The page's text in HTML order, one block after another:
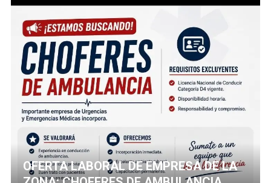
OFERTA LABORAL DE EMPRESA DE LA